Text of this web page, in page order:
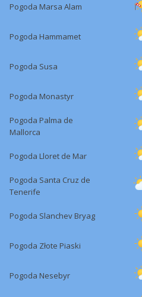
Pogoda Marsa Alam
Pogoda Hammamet
Pogoda Susa
Pogoda Monastyr
Pogoda Palma de
Mallorca
Pogoda Lloret de Mar
Pogoda Santa Cruz de
Tenerife
Pogoda Slanchev Bryag
Pogoda Złote Piaski
Pogoda Nesebyr